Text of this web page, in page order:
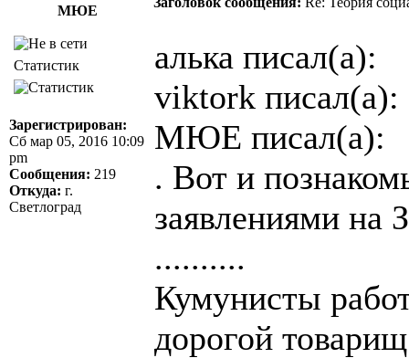
МЮЕ
Статистик
Зарегистрирован:
Сб мар 05, 2016 10:09
pm
Сообщения: 219
Откуда: г.
Светлоград
алька писал(а):
viktork писал(а):
МЮЕ писал(а):
. Вот и
заявлениями на
..........
Кумунисты
дорогой